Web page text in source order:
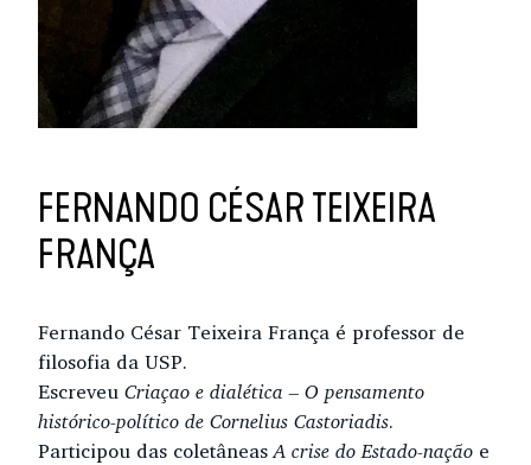
FERNANDO CÉSAR TEIXEIRA
FRANÇA
Fernando César Teixeira França é professor de
filosofia da USP.
Escreveu Criaçao e dialética – O pensamento
histórico-político de Cornelius Castoriadis.
Participou das coletâneasA crise do Estado-nação e